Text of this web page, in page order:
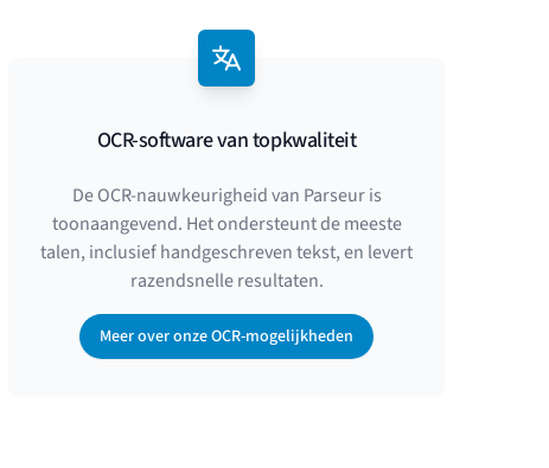
OCR-software van topkwaliteit
De OCR-nauwkeurigheid van Parseur is
toonaangevend. Het ondersteunt de meeste
talen, inclusief handgeschreven tekst, en levert
razendsnelle resultaten.
Meer over onze OCR-mogelijkheden